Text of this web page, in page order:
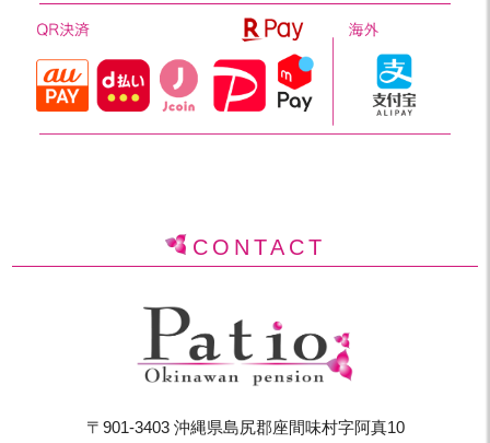
CONTACT
〒901-3403 沖縄県島尻郡座間味村字阿真10